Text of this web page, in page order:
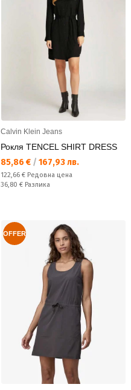
Calvin Klein Jeans
Рокля TENCEL SHIRT DRESS
Текуща цена:
85,86 € / 167,93 лв.
Редовна цена:
122,66 € Редовна цена
Спестявате:
36,80 € Разлика
OFFER